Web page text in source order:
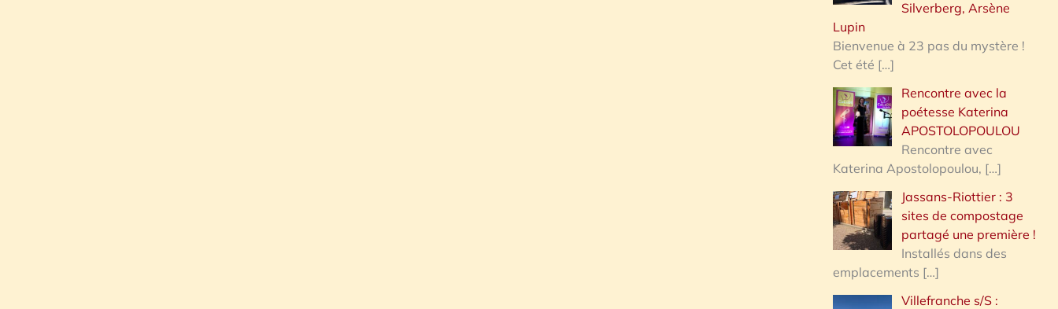
Silverberg, Arsène
Lupin
Bienvenue à 23 pas du mystère !
Cet été […]
Rencontre avec la
poétesse Katerina
APOSTOLOPOULOU
Rencontre avec
Katerina Apostolopoulou, […]
Jassans-Riottier : 3
sites de compostage
partagé une première !
Installés dans des
emplacements […]
Villefranche s/S :